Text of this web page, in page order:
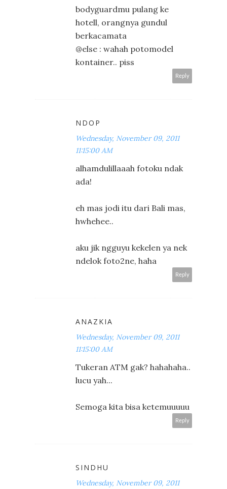
bodyguardmu pulang ke
hotell, orangnya gundul
berkacamata
@else : wahah potomodel
kontainer.. piss
Reply
NDOP
Wednesday, November 09, 2011
11:15:00 AM
alhamdulillaaah fotoku ndak
ada!
eh mas jodi itu dari Bali mas,
hwhehee..
aku jik ngguyu kekelen ya nek
ndelok foto2ne, haha
Reply
ANAZKIA
Wednesday, November 09, 2011
11:15:00 AM
Tukeran ATM gak? hahahaha..
lucu yah...
Semoga kita bisa ketemuuuuu
Reply
SINDHU
Wednesday, November 09, 2011